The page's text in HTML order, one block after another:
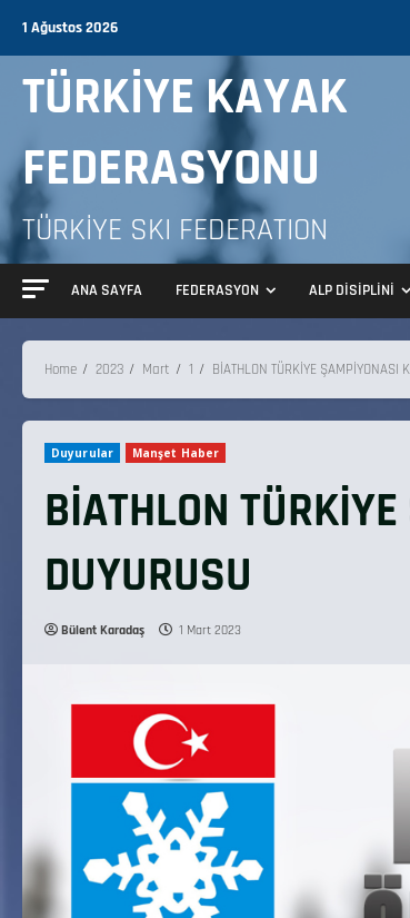
1 Ağustos 2026
TÜRKİYE KAYAK
FEDERASYONU
TÜRKİYE SKI FEDERATION
ANA SAYFA FEDERASYON ALP DİSİPLİNİ
Home 2023 Mart 1 BİATHLON TÜRKİYE ŞAMPİYONASI
Duyurular Manşet Haber
BİATHLON
DUYURUSU
Bülent Karadaş 1 Mart 2023